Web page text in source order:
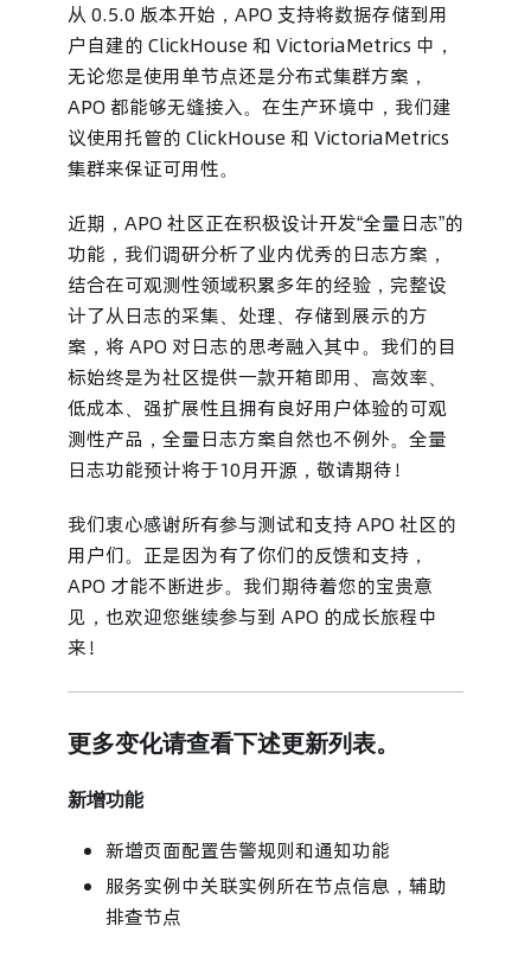
从 0.5.0 版本开始，APO 支持将数据存储到用
户自建的 ClickHouse 和 VictoriaMetrics 中，
无论您是使用单节点还是分布式集群方案，
APO 都能够无缝接入。在生产环境中，我们建
议使用托管的 ClickHouse 和 VictoriaMetrics
集群来保证可用性。
近期，APO 社区正在积极设计开发“全量日志”的
功能，我们调研分析了业内优秀的日志方案，
结合在可观测性领域积累多年的经验，完整设
计了从日志的采集、处理、存储到展示的方
案，将 APO 对日志的思考融入其中。我们的目
标始终是为社区提供一款开箱即用、高效率、
低成本、强扩展性且拥有良好用户体验的可观
测性产品，全量日志方案自然也不例外。全量
日志功能预计将于10月开源，敬请期待！
我们衷心感谢所有参与测试和支持 APO 社区的
用户们。正是因为有了你们的反馈和支持，
APO 才能不断进步。我们期待着您的宝贵意
见，也欢迎您继续参与到 APO 的成长旅程中
来！
更多变化请查看下述更新列表。
新增功能
新增页面配置告警规则和通知功能
服务实例中关联实例所在节点信息，辅助
排查节点